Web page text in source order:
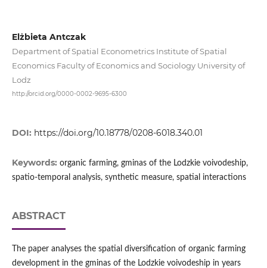
Elżbieta Antczak
Department of Spatial Econometrics Institute of Spatial
Economics Faculty of Economics and Sociology University of
Lodz
http://orcid.org/0000-0002-9695-6300
DOI: https://doi.org/10.18778/0208-6018.340.01
Keywords: organic farming, gminas of the Lodzkie voivodeship,
spatio‑temporal analysis, synthetic measure, spatial interactions
ABSTRACT
The paper analyses the spatial diversification of organic farming
development in the gminas of the Lodzkie voivodeship in years